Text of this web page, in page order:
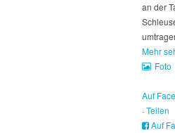
an der
Mehr
Foto
Auf
·Teilen
Auf